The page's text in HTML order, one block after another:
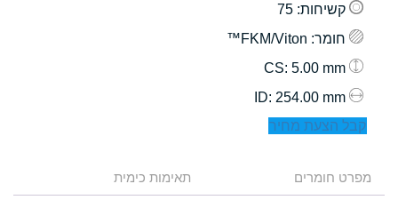
קשיחות: 75
חומר: FKM/Viton™
: 5.00 mm
: 254.00 mm
קבל הצעת מחיר
מפרט חומרים תאימות כימית